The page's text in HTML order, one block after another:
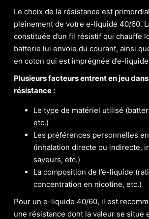
Le choix de la résistance est
pleinement de votre e-liquide 40/60.
constituée d’un fil résistif qui chauffe
batterie lui envoie du courant, ainsi
en coton qui est imprégnée d’e-
Plusieurs facteurs entrent en jeu
résistance :
Le type de matériel utilisé
etc.)
Les préférences personnelles
(inhalation directe ou indirecte,
saveurs, etc.)
La composition de l’e-liquide
concentration en nicotine, etc.)
Pour un e-liquide 40/60, il est
une résistance dont la valeur se situe